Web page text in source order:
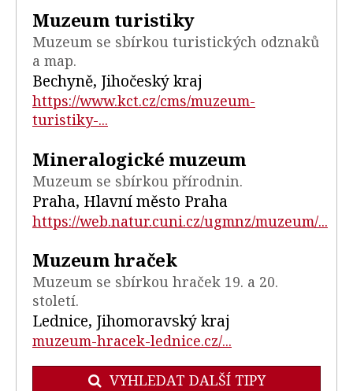
Muzeum turistiky
Muzeum se sbírkou turistických odznaků
a map.
Bechyně, Jihočeský kraj
https://www.kct.cz/cms/muzeum-
turistiky-...
Mineralogické muzeum
Muzeum se sbírkou přírodnin.
Praha, Hlavní město Praha
https://web.natur.cuni.cz/ugmnz/muzeum/...
Muzeum hraček
Muzeum se sbírkou hraček 19. a 20.
století.
Lednice, Jihomoravský kraj
muzeum-hracek-lednice.cz/...
VYHLEDAT DALŠÍ TIPY